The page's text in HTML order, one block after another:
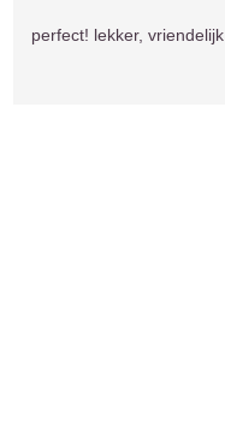
perfect! lekker, vriendelijk